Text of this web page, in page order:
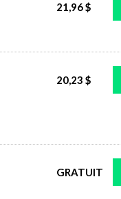
21,96 $
20,23 $
GRATUIT